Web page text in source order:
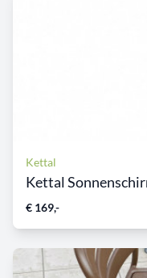
Kettal
Kettal
€ 169,-